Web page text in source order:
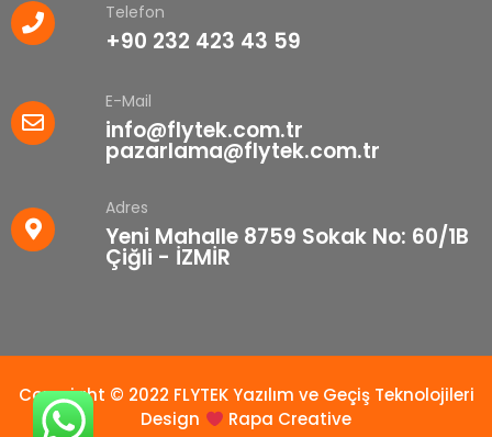
Telefon
+90 232 423 43 59
E-Mail
info@flytek.com.tr
pazarlama@flytek.com.tr
Adres
Yeni Mahalle 8759 Sokak No: 60/1B
Çiğli - İZMİR
Copyright © 2022 FLYTEK Yazılım ve Geçiş Teknolojileri
Design
Rapa Creative